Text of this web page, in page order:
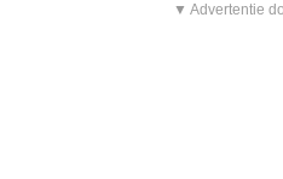
▼ Advertentie